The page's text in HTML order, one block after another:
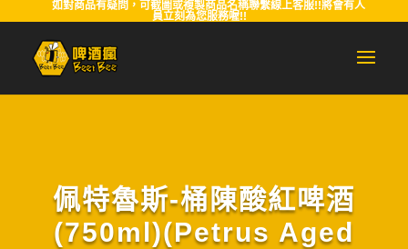
如對商品有疑問，可截圖或複製商品名稱聯繫線上客服!!將會有人
員立刻為您服務喔!!
佩特魯斯-桶陳酸紅啤酒
(750ml)(Petrus Aged